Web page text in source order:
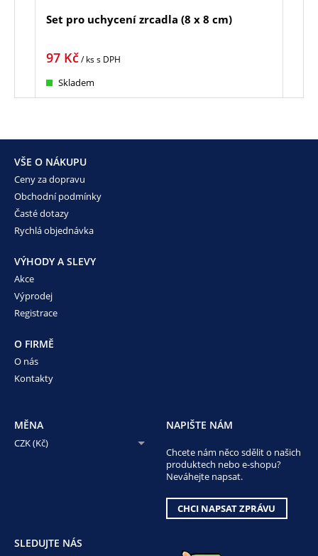
Set pro uchycení zrcadla (8 x 8 cm)
97 Kč/ kss DPH
Skladem
VŠE O NÁKUPU
Ceny za dopravu
Obchodní podmínky
Časté dotazy
Rychlá objednávka
VÝHODY A SLEVY
Akce
Výprodej
Registrace
O FIRMĚ
O nás
Kontakty
MĚNA
CZK (Kč)
NAPIŠTE NÁM
Chcete nám něco sdělit o našich
produktech nebo e-shopu?
Neváhejte napsat.
CHCI NAPSAT ZPRÁVU
SLEDUJTE NÁS